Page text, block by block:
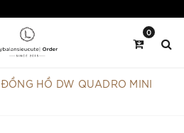
0
ĐỒNG HỒ DW QUADRO MINI